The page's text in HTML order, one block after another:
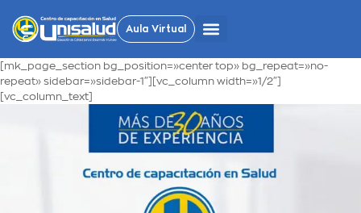
Aula Virtual
[mk_page_section bg_position=»center top» bg_repeat=»no-
repeat» sidebar=»sidebar-1″][vc_column width=»1/2″]
[vc_column_text]